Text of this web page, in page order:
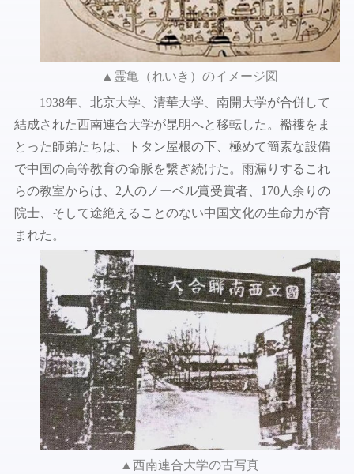
▲霊亀（れいき）のイメージ図
1938年、北京大学、清華大学、南開大学が合併して
結成された西南連合大学が昆明へと移転した。襤褸をま
とった師弟たちは、トタン屋根の下、極めて簡素な設備
で中国の高等教育の命脈を繋ぎ続けた。雨漏りするこれ
らの教室からは、2人のノーベル賞受賞者、170人余りの
院士、そして途絶えることのない中国文化の生命力が育
まれた。
▲西南連合大学の古写真